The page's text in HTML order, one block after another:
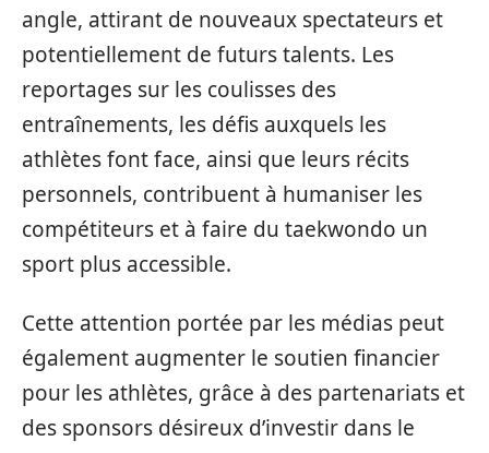
angle, attirant de nouveaux spectateurs et
potentiellement de futurs talents. Les
reportages sur les coulisses des
entraînements, les défis auxquels les
athlètes font face, ainsi que leurs récits
personnels, contribuent à humaniser les
compétiteurs et à faire du taekwondo un
sport plus accessible.
Cette attention portée par les médias peut
également augmenter le soutien financier
pour les athlètes, grâce à des partenariats et
des sponsors désireux d’investir dans le